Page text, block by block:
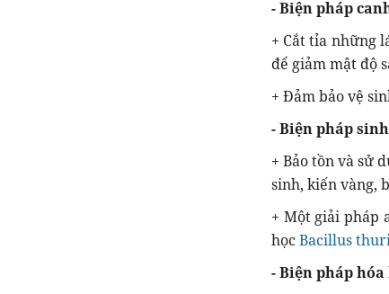
- Biện pháp
+ Cắt tỉa những
để giảm mật độ
+ Đảm bảo vệ
- Biện pháp
+ Bảo tồn và sử
sinh, kiến vàng,
+ Một giải pháp
họcBacillus
- Biện pháp hóa